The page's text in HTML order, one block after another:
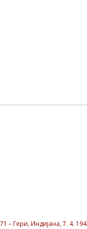
– Гери, Индијана, 7. 4.